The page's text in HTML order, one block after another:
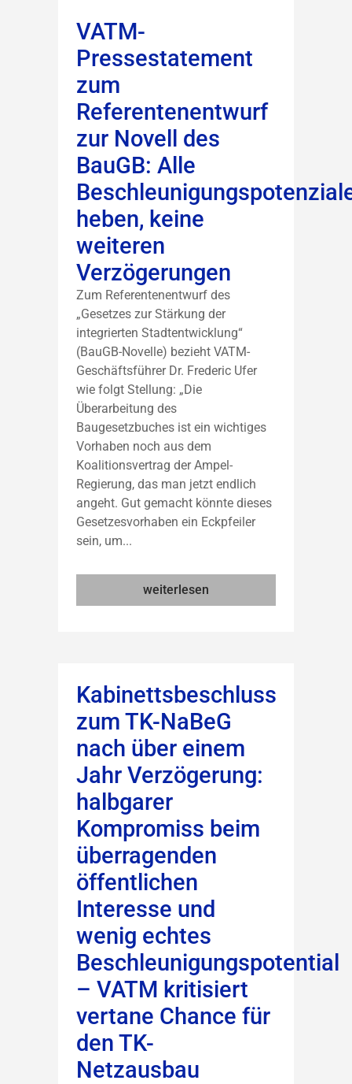
VATM-
Pressestatement
zum
Referentenentwurf
zur Novell des
BauGB: Alle
heben, keine
weiteren
Verzögerungen
Zum Referentenentwurf des
„Gesetzes zur Stärkung der
integrierten Stadtentwicklung“
(BauGB-Novelle) bezieht VATM-
Geschäftsführer Dr. Frederic Ufer
wie folgt Stellung: „Die
Überarbeitung des
Baugesetzbuches ist ein wichtiges
Vorhaben noch aus dem
Koalitionsvertrag der Ampel-
Regierung, das man jetzt endlich
angeht. Gut gemacht könnte dieses
Gesetzesvorhaben ein Eckpfeiler
sein, um...
weiterlesen
Kabinettsbeschluss
zum TK-NaBeG
nach über einem
Jahr Verzögerung:
halbgarer
Kompromiss beim
überragenden
öffentlichen
Interesse und
wenig echtes
Beschleunigungspotential
– VATM kritisiert
vertane Chance für
den TK-
Netzausbau